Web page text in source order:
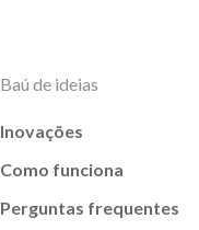
Baú de ideias
Inovações
Como funciona
Perguntas frequentes